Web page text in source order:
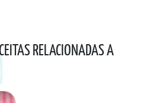
RELACIONADAS A